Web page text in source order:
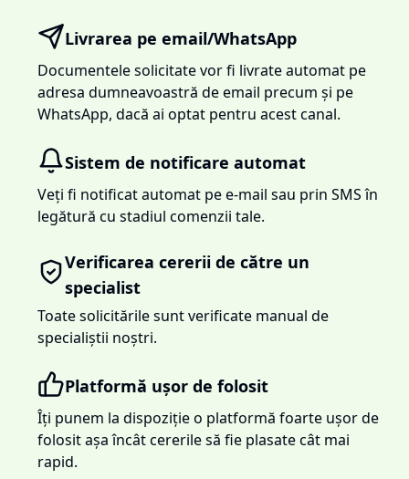
Livrarea pe email/WhatsApp
Documentele solicitate vor fi livrate automat pe
adresa dumneavoastră de email precum și pe
WhatsApp, dacă ai optat pentru acest canal.
Sistem de notificare automat
Veți fi notificat automat pe e-mail sau prin SMS în
legătură cu stadiul comenzii tale.
Verificarea cererii de către un
specialist
Toate solicitările sunt verificate manual de
specialiștii noștri.
Platformă ușor de folosit
Îți punem la dispoziție o platformă foarte ușor de
folosit așa încât cererile să fie plasate cât mai
rapid.